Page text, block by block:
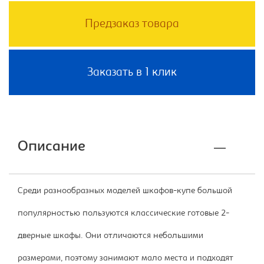
Предзаказ товара
Заказать в 1 клик
Описание
Среди разнообразных моделей шкафов-купе большой
популярностью пользуются классические готовые 2-
дверные шкафы. Они отличаются небольшими
размерами, поэтому занимают мало места и подходят